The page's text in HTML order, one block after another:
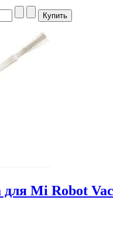
Mi Robot